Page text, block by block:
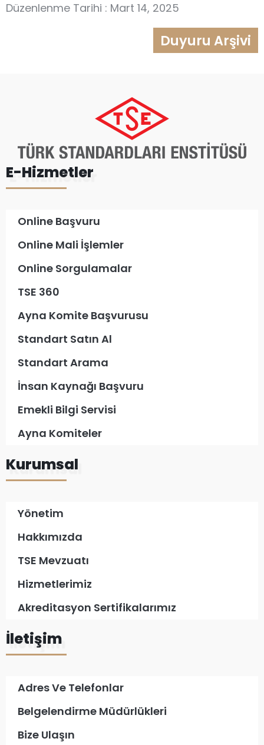
Düzenlenme Tarihi : Mart 14, 2025
Duyuru Arşivi
E-Hizmetler
Online Başvuru
Online Mali İşlemler
Online Sorgulamalar
TSE 360
Ayna Komite Başvurusu
Standart Satın Al
Standart Arama
İnsan Kaynağı Başvuru
Emekli Bilgi Servisi
Ayna Komiteler
Kurumsal
Yönetim
Hakkımızda
TSE Mevzuatı
Hizmetlerimiz
Akreditasyon Sertifikalarımız
İletişim
Adres Ve Telefonlar
Belgelendirme Müdürlükleri
Bize Ulaşın